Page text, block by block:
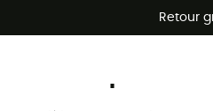
Retour
Promos d'été 🔥 -5 %